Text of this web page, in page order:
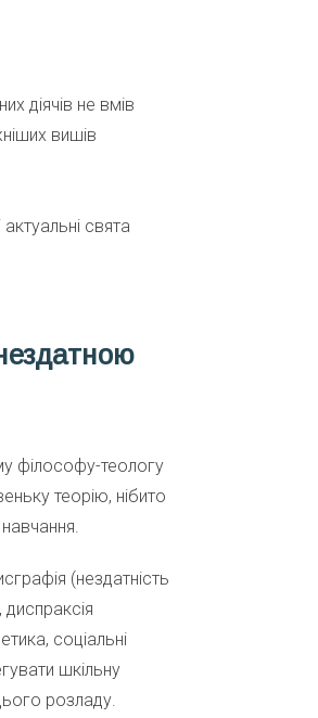
діячів не вмів
вишів
свята
філософу-теологу
теорію, нібито
(нездатність
соціальні
шкільну
розладу.